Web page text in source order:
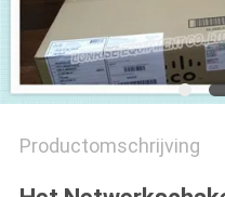
Productomschrijving